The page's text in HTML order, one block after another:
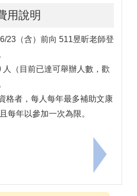
年國民小學普通班第1次市內介聘
用說明
23（含）前向 511昱昕老師登
人（目前已達可舉辦人數，歡
格者，每人每年最多補助文康
每年以參加一次為限。
下一筆：